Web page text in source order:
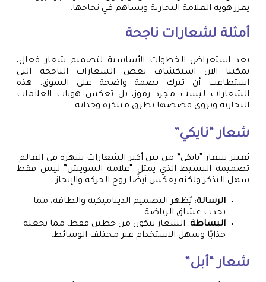
يعزز هوية العلامة التجارية ويساهم في نجاحها.
أمثلة لشعارات ناجحة
بعد استعراض الخطوات الأساسية لتصميم شعار فعال،
يمكننا الآن استكشاف بعض الشعارات الناجحة التي
استطاعت أن تترك بصمة واضحة على السوق. هذه
الشعارات ليست مجرد رموز، بل تعكس هويات العلامات
التجارية وتروي قصصها بطرق مبتكرة وجذابة.
شعار “نايكي”
يُعتبر شعار “نايكي” من بين أكثر الشعارات شهرة في العالم.
تصميمه البسيط الذي يمثل “علامة السويش” ليس فقط
سهل التذكر ولكنه يعكس أيضًا روح الحركة والإنجاز.
الرسالة: يُظهر التصميم الديناميكية والطاقة، مما
يجذب عشاق الرياضة.
البساطة: الشعار يتكون من خطين فقط، مما يجعله
جذابًا وسهل الاستخدام عبر مختلف الوسائط.
شعار “أبل”